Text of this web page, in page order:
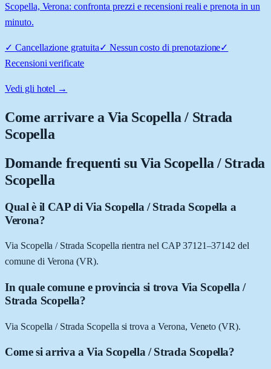
Scopella, Verona: confronta prezzi e recensioni reali e prenota in un
minuto.
✓ Cancellazione gratuita✓ Nessun costo di prenotazione✓
Recensioni verificate
Vedi gli hotel →
Come arrivare aVia Scopella / Strada
Scopella
Domande frequenti su Via Scopella / Strada
Scopella
Qual è il CAP di Via Scopella / Strada Scopella a
Verona?
Via Scopella / Strada Scopella rientra nel CAP 37121–37142 del
comune di Verona (VR).
In quale comune e provincia si trova Via Scopella /
Strada Scopella?
Via Scopella / Strada Scopella si trova a Verona, Veneto (VR).
Come si arriva a Via Scopella / Strada Scopella?